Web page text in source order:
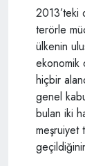
2013’teki
terörle
ülkenin
ekonomik
hiçbir
genel
bulan iki
meşruiyet